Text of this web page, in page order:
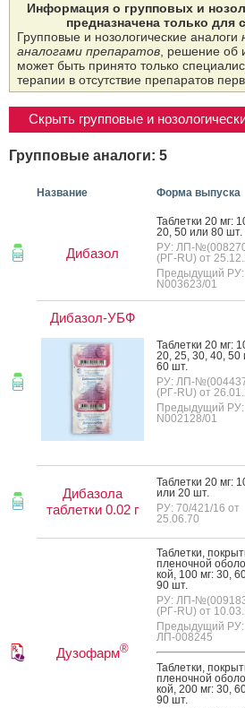
Информация о групповых и
предназначена только для
Групповые и нозологические аналоги
аналогами препаратов , решение об
может быть принято только
терапии в отсутствие препаратов
Скрыть групповые и
Групповые аналоги: 5
Название Форма выпуска
Дибазол
Таб­летки 20 мг:
20, 50 или 80 шт.
РУ: ЛП-
(РГ-RU) от
Предыдущий
N003623/01
Дибазол-УБФ
Таб­летки 20 мг:
20, 25, 30, 40, 50
60 шт.
РУ: ЛП-
(РГ-RU) от
Предыдущий
N002128/01
Дибазола
таблетки 0.02 г
Таб­летки 20 мг:
или 20 шт.
РУ: 70/421/16 от
25.06.70
Дузофарм®
Таб­летки,
пле­ноч­ной
кой, 100 мг: 30,
90 шт.
РУ: ЛП-
(РГ-RU) от
Предыдущий РУ:
ЛП-008245
Таб­летки,
пле­ноч­ной
кой, 200 мг: 30,
90 шт.